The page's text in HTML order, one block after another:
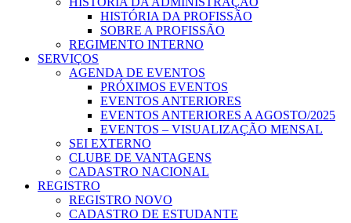
HISTÓRIA DA PROFISSÃO
SOBRE A PROFISSÃO
REGIMENTO INTERNO
SERVIÇOS
AGENDA DE EVENTOS
PRÓXIMOS EVENTOS
EVENTOS ANTERIORES
EVENTOS ANTERIORES A AGOSTO/2025
EVENTOS – VISUALIZAÇÃO MENSAL
SEI EXTERNO
CLUBE DE VANTAGENS
CADASTRO NACIONAL
REGISTRO
REGISTRO NOVO
CADASTRO DE ESTUDANTE